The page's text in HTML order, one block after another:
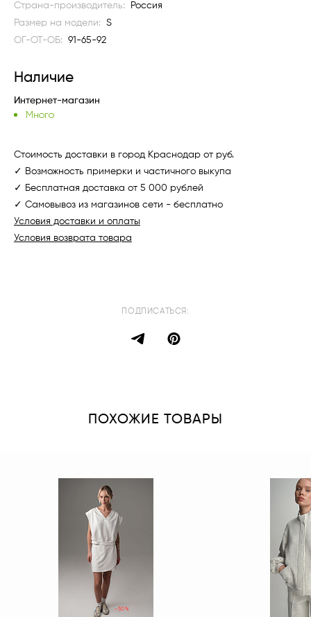
Страна-производитель:
Россия
Размер на модели:
S
ОГ-ОТ-ОБ:
91-65-92
Наличие
Интернет-магазин
Много
Стоимость доставки в город Краснодар от руб.
✓ Возможность примерки и частичного выкупа
✓ Бесплатная доставка от 5 000 рублей
✓ Самовывоз из магазинов сети - бесплатно
Условия доставки и оплаты
Условия возврата товара
ПОДПИСАТЬСЯ:
ПОХОЖИЕ ТОВАРЫ
-50%